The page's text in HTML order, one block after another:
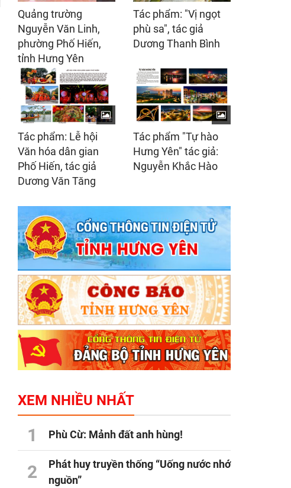
Quảng trường
Nguyễn Văn Linh,
phường Phố Hiến,
tỉnh Hưng Yên
Tác phẩm: "Vị ngọt
phù sa", tác giả
Dương Thanh Bình
Tác phẩm: Lễ hội
Văn hóa dân gian
Phố Hiến, tác giả
Dương Văn Tăng
Tác phẩm "Tự hào
Hưng Yên" tác giả:
Nguyễn Khắc Hào
XEM NHIỀU NHẤT
1 Phù Cừ: Mảnh đất anh hùng!
2
Phát huy truyền thống “Uống nước nhớ
nguồn”